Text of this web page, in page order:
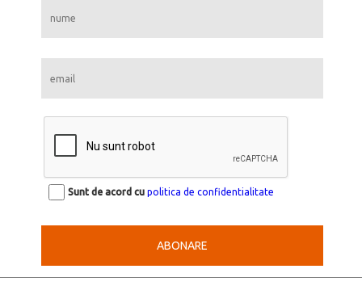
ABONARE
Sunt de acord cu politica de confidentialitate